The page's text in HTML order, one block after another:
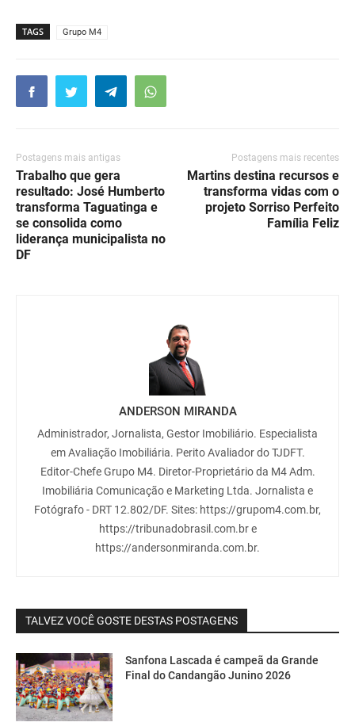
TAGS Grupo M4
Postagens mais antigas
Trabalho que gera
resultado: José Humberto
transforma Taguatinga e
se consolida como
liderança municipalista no
DF
Postagens mais recentes
Martins destina recursos e
transforma vidas com o
projeto Sorriso Perfeito
Família Feliz
ANDERSON MIRANDA
Administrador, Jornalista, Gestor Imobiliário. Especialista
em Avaliação Imobiliária. Perito Avaliador do TJDFT.
Editor-Chefe Grupo M4. Diretor-Proprietário da M4 Adm.
Imobiliária Comunicação e Marketing Ltda. Jornalista e
Fotógrafo - DRT 12.802/DF. Sites: https://grupom4.com.br,
https://tribunadobrasil.com.br e
https://andersonmiranda.com.br.
TALVEZ VOCÊ GOSTE DESTAS POSTAGENS
Sanfona Lascada é campeã da Grande
Final do Candangão Junino 2026